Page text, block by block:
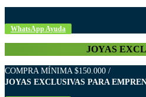
WhatsApp Ayuda
JOYAS
COMPRA MÍNIMA $150.000 /
JOYAS EXCLUSIVAS PARA